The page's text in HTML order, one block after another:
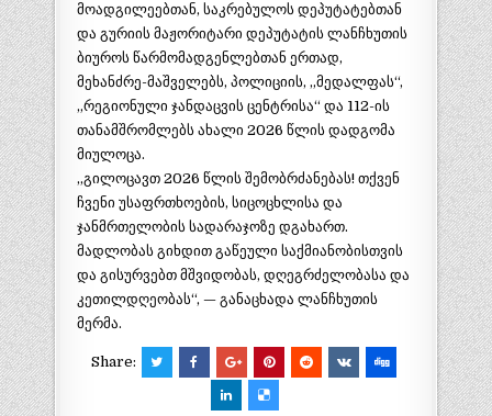
მოადგილეებთან, საკრებულოს დეპუტატებთან
და გურიის მაჟორიტარი დეპუტატის ლანჩხუთის
ბიუროს წარმომადგენლებთან ერთად,
მეხანძრე-მაშველებს, პოლიციის, „მედალფას“,
„რეგიონული ჯანდაცვის ცენტრისა“ და 112-ის
თანამშრომლებს ახალი 2026 წლის დადგომა
მიულოცა.
„გილოცავთ 2026 წლის შემობრძანებას! თქვენ
ჩვენი უსაფრთხოების, სიცოცხლისა და
ჯანმრთელობის სადარაჯოზე დგახართ.
მადლობას გიხდით გაწეული საქმიანობისთვის
და გისურვებთ მშვიდობას, დღეგრძელობასა და
კეთილდღეობას“, — განაცხადა ლანჩხუთის
მერმა.
Share: